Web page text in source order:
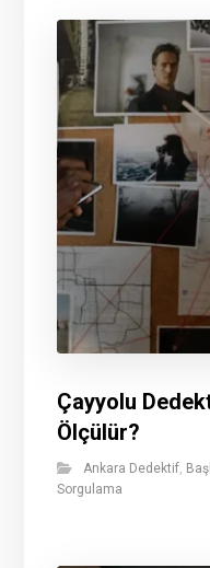
Çayyolu
Ölçülür?
Ankara Dedektif,
Sorgulama